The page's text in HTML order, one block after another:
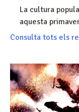
La cultura
aquesta
Consulta tots els